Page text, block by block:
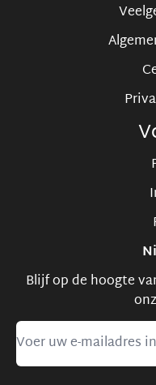
Blijf op de hoogte